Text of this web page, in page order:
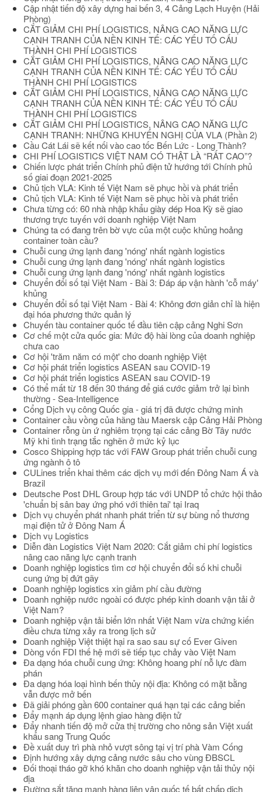
Cập nhật tiến độ xây dựng hai bến 3, 4 Cảng Lạch Huyện (Hải
Phòng)
CẮT GIẢM CHI PHÍ LOGISTICS, NÂNG CAO NĂNG LỰC
CẠNH TRANH CỦA NỀN KINH TẾ: CÁC YẾU TỐ CẤU
THÀNH CHI PHÍ LOGISTICS
CẮT GIẢM CHI PHÍ LOGISTICS, NÂNG CAO NĂNG LỰC
CẠNH TRANH CỦA NỀN KINH TẾ: CÁC YẾU TỐ CẤU
THÀNH CHI PHÍ LOGISTICS
CẮT GIẢM CHI PHÍ LOGISTICS, NÂNG CAO NĂNG LỰC
CẠNH TRANH CỦA NỀN KINH TẾ: CÁC YẾU TỐ CẤU
THÀNH CHI PHÍ LOGISTICS
CẮT GIẢM CHI PHÍ LOGISTICS, NÂNG CAO NĂNG LỰC
CẠNH TRANH: NHỮNG KHUYẾN NGHỊ CỦA VLA (Phần 2)
Cầu Cát Lái sẽ kết nối vào cao tốc Bến Lức - Long Thành?
CHI PHÍ LOGISTICS VIỆT NAM CÓ THẬT LÀ “RẤT CAO”?
Chiến lược phát triển Chính phủ điện tử hướng tới Chính phủ
số giai đoạn 2021-2025
Chủ tịch VLA: Kinh tế Việt Nam sẽ phục hồi và phát triển
Chủ tịch VLA: Kinh tế Việt Nam sẽ phục hồi và phát triển
Chưa từng có: 60 nhà nhập khẩu giày dép Hoa Kỳ sẽ giao
thương trực tuyến với doanh nghiệp Việt Nam
Chúng ta có đang trên bờ vực của một cuộc khủng hoảng
container toàn cầu?
Chuỗi cung ứng lạnh đang 'nóng' nhất ngành logistics
Chuỗi cung ứng lạnh đang 'nóng' nhất ngành logistics
Chuỗi cung ứng lạnh đang 'nóng' nhất ngành logistics
Chuyển đổi số tại Việt Nam - Bài 3: Đáp áp vận hành 'cỗ máy'
khủng
Chuyển đổi số tại Việt Nam - Bài 4: Không đơn giản chỉ là hiện
đại hóa phương thức quản lý
Chuyến tàu container quốc tế đầu tiên cập cảng Nghi Sơn
Cơ chế một cửa quốc gia: Mức độ hài lòng của doanh nghiệp
chưa cao
Cơ hội 'trăm năm có một' cho doanh nghiệp Việt
Cơ hội phát triển logistics ASEAN sau COVID-19
Cơ hội phát triển logistics ASEAN sau COVID-19
Có thể mất từ 18 đến 30 tháng để giá cước giảm trở lại bình
thường - Sea-Intelligence
Cổng Dịch vụ công Quốc gia - giá trị đã được chứng minh
Container cầu vồng của hãng tàu Maersk cập Cảng Hải Phòng
Container rỗng ùn ứ nghiêm trọng tại các cảng Bờ Tây nước
Mỹ khi tình trạng tắc nghẽn ở mức kỷ lục
Cosco Shipping hợp tác với FAW Group phát triển chuỗi cung
ứng ngành ô tô
CULines triển khai thêm các dịch vụ mới đến Đông Nam Á và
Brazil
Deutsche Post DHL Group hợp tác với UNDP tổ chức hội thảo
'chuẩn bị sân bay ứng phó với thiên tai' tại Iraq
Dịch vụ chuyển phát nhanh phát triển từ sự bùng nổ thương
mại điện tử ở Đông Nam Á
Dịch vụ Logistics
Diễn đàn Logistics Việt Nam 2020: Cắt giảm chi phí logistics
nâng cao năng lực cạnh tranh
Doanh nghiệp logistics tìm cơ hội chuyển đổi số khi chuỗi
cung ứng bị đứt gãy
Doanh nghiệp logistics xin giảm phí cầu đường
Doanh nghiệp nước ngoài có được phép kinh doanh vận tải ở
Việt Nam?
Doanh nghiệp vận tải biển lớn nhất Việt Nam vừa chứng kiến
điều chưa từng xảy ra trong lịch sử
Doanh nghiệp Việt thiệt hại ra sao sau sự cố Ever Given
Dòng vốn FDI thế hệ mới sẽ tiếp tục chảy vào Việt Nam
Đa dạng hóa chuỗi cung ứng: Không hoang phí nỗ lực đàm
phán
Đa dạng hóa loại hình bến thủy nội địa: Không có mặt bằng
vẫn được mở bến
Đã giải phóng gần 600 container quá hạn tại các cảng biển
Đẩy mạnh áp dụng lệnh giao hàng điện tử
Đẩy nhanh tiến độ mở cửa thị trường cho nông sản Việt xuất
khẩu sang Trung Quốc
Đề xuất duy trì phà nhỏ vượt sông tại vị trí phà Vàm Cống
Định hướng xây dựng cảng nước sâu cho vùng ĐBSCL
Đối thoại tháo gỡ khó khăn cho doanh nghiệp vận tải thủy nội
địa
Đường sắt tăng mạnh hàng liên vận quốc tế bất chấp dịch